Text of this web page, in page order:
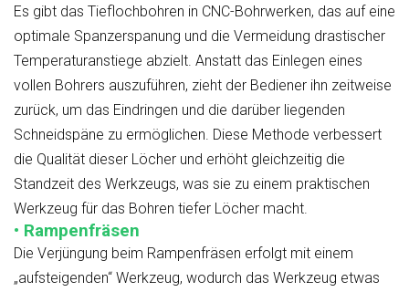
Es gibt das Tieflochbohren in CNC-Bohrwerken, das auf eine
optimale Spanzerspanung und die Vermeidung drastischer
Temperaturanstiege abzielt. Anstatt das Einlegen eines
vollen Bohrers auszuführen, zieht der Bediener ihn zeitweise
zurück, um das Eindringen und die darüber liegenden
Schneidspäne zu ermöglichen. Diese Methode verbessert
die Qualität dieser Löcher und erhöht gleichzeitig die
Standzeit des Werkzeugs, was sie zu einem praktischen
Werkzeug für das Bohren tiefer Löcher macht.
• Rampenfräsen
Die Verjüngung beim Rampenfräsen erfolgt mit einem
„aufsteigenden“ Werkzeug, wodurch das Werkzeug etwas